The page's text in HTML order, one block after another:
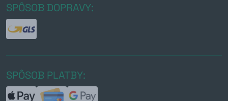
SPÔSOB DOPRAVY:
SPÔSOB PLATBY: